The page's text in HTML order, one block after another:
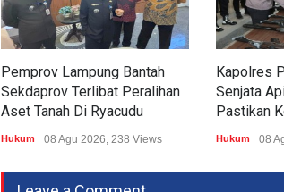
Pemprov Lampung Bantah
Sekdaprov Terlibat Peralihan
Aset Tanah Di Ryacudu
Hukum 08 Agu 2026, 238 Views
Kapolres
Senjata
Pastikan
Hukum 08